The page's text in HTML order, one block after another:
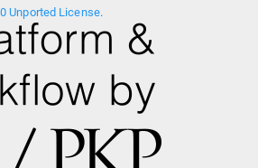
Unported License.